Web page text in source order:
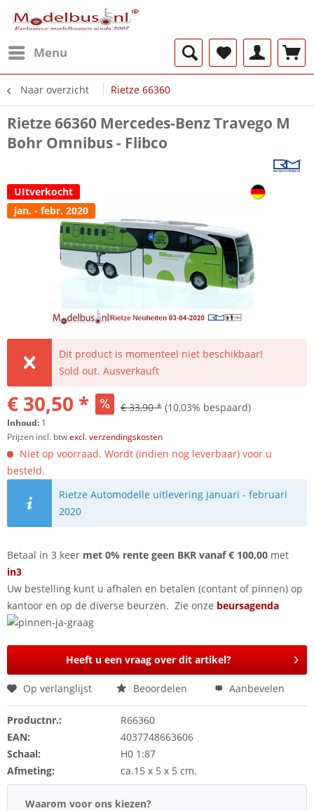
Menu
Naar overzicht Rietze 66360
Rietze 66360 Mercedes-Benz Travego M
Bohr Omnibus - Flibco
UItverkocht
jan. - febr. 2020
Dit product is momenteel niet beschikbaar!
Sold out. Ausverkauft
€ 30,50 * € 33,90 * (10,03% bespaard)
Inhoud: 1
Prijzen incl. btwexcl. verzendingskosten
Niet op voorraad. Wordt (indien nog leverbaar) voor u
besteld.
Rietze Automodelle uitlevering januari - februari
2020
Betaal in 3 keer met 0% rente geen BKR vanaf € 100,00 met
in3
Uw bestelling kunt u afhalen en betalen (contant of pinnen) op
kantoor en op de diverse beurzen. Zie onze beursagenda
Heeft u een vraag over dit artikel?
Op verlanglijst Beoordelen Aanbevelen
Productnr.:
R66360
EAN:
4037748663606
Schaal:
H0 1:87
Afmeting:
ca.15 x 5 x 5 cm.
Waarom voor ons kiezen?